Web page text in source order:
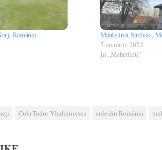
România
Mănăstirea Strehaia,
7 ianuarie 2022
În „Mehedinti”
Cula Tudor Vladimirescu cule din România